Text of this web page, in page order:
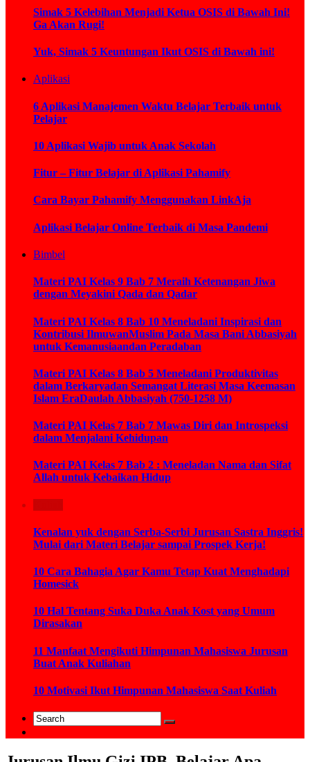
Simak 5 Kelebihan Menjadi Ketua OSIS di Bawah Ini!
Ga Akan Rugi!
Yuk, Simak 5 Keuntungan Ikut OSIS di Bawah ini!
Aplikasi
6 Aplikasi Manajemen Waktu Belajar Terbaik untuk
Pelajar
10 Aplikasi Wajib untuk Anak Sekolah
Fitur – Fitur Belajar di Aplikasi Pahamify
Cara Bayar Pahamify Menggunakan LinkAja
Aplikasi Belajar Online Terbaik di Masa Pandemi
Bimbel
Materi PAI Kelas 9 Bab 7 Meraih Ketenangan Jiwa
dengan Meyakini Qada dan Qadar
Materi PAI Kelas 8 Bab 10 Meneladani Inspirasi dan
Kontribusi IlmuwanMuslim Pada Masa Bani Abbasiyah
untuk Kemanusiaandan Peradaban
Materi PAI Kelas 8 Bab 5 Meneladani Produktivitas
dalam Berkaryadan Semangat Literasi Masa Keemasan
Islam EraDaulah Abbasiyah (750-1258 M)
Materi PAI Kelas 7 Bab 7 Mawas Diri dan Introspeksi
dalam Menjalani Kehidupan
Materi PAI Kelas 7 Bab 2 : Meneladan Nama dan Sifat
Allah untuk Kebaikan Hidup
Kenalan yuk dengan Serba-Serbi Jurusan Sastra Inggris!
Mulai dari Materi Belajar sampai Prospek Kerja!
10 Cara Bahagia Agar Kamu Tetap Kuat Menghadapi
Homesick
10 Hal Tentang Suka Duka Anak Kost yang Umum
Dirasakan
11 Manfaat Mengikuti Himpunan Mahasiswa Jurusan
Buat Anak Kuliahan
10 Motivasi Ikut Himpunan Mahasiswa Saat Kuliah